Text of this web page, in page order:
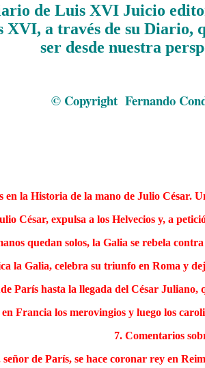
de Luis XVI Juicio
a través de su Diario,
ser desde nuestra
© Copyright Fernando
en la Historia de la mano de Julio César.
César, expulsa a los Helvecios y, a
quedan solos, la Galia se rebela
la Galia, celebra su triunfo en Roma y
París hasta la llegada del César
Francia los merovingios y luego los
7. Comentarios
de París, se hace coronar rey en